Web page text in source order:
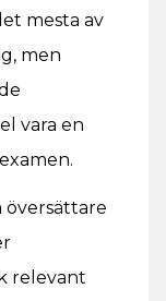
mesta av
men
vara en
översättare
relevant